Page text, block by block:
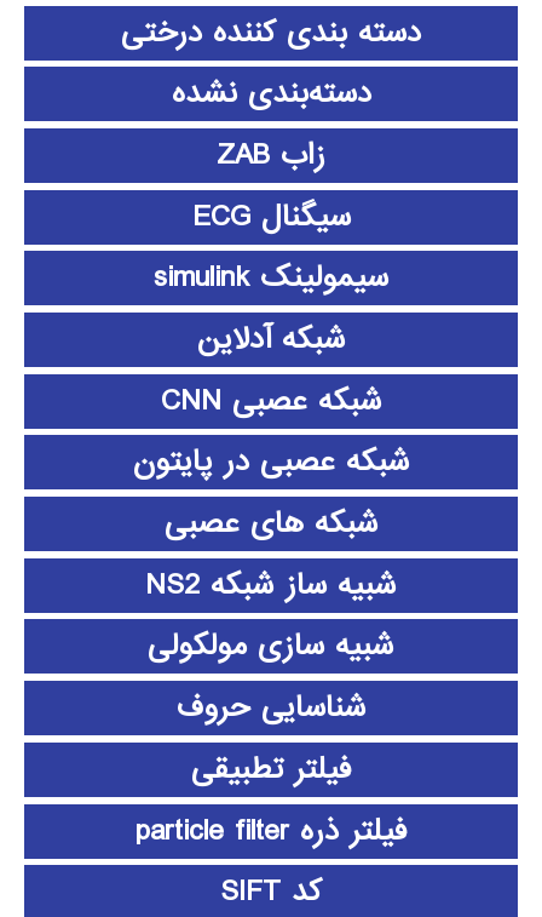
دسته بندی کننده درختی
دسته‌بندی نشده
زاب ZAB
سیگنال ECG
سیمولینک simulink
شبکه آدلاین
شبکه عصبی CNN
شبکه عصبی در پایتون
شبکه های عصبی
شبیه ساز شبکه NS2
شبیه سازی مولکولی
شناسایی حروف
فیلتر تطبیقی
فیلتر ذره particle filter
کد SIFT